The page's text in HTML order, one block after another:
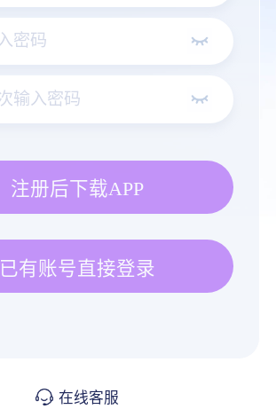
注册后下载APP
已有账号直接登录
在线客服